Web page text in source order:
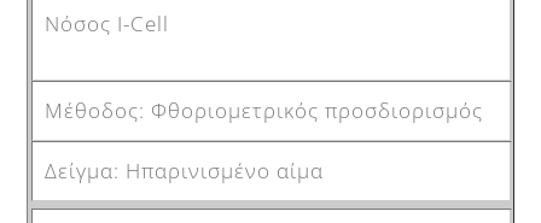
Νόσος I-Cell
Φθοριομετρικός προσδιορισμός
Ηπαρινισμένο αίμα